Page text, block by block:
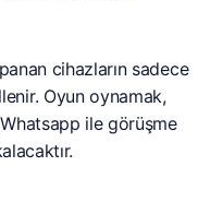
cihazların sadece
Oyun oynamak,
ile görüşme